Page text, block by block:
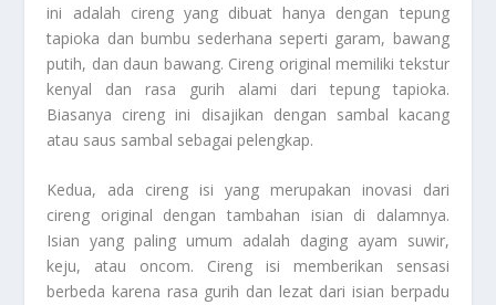
ini adalah cireng yang dibuat hanya dengan tepung
tapioka dan bumbu sederhana seperti garam, bawang
putih, dan daun bawang. Cireng original memiliki tekstur
kenyal dan rasa gurih alami dari tepung tapioka.
Biasanya cireng ini disajikan dengan sambal kacang
atau saus sambal sebagai pelengkap.
Kedua, ada cireng isi yang merupakan inovasi dari
cireng original dengan tambahan isian di dalamnya.
Isian yang paling umum adalah daging ayam suwir,
keju, atau oncom. Cireng isi memberikan sensasi
berbeda karena rasa gurih dan lezat dari isian berpadu